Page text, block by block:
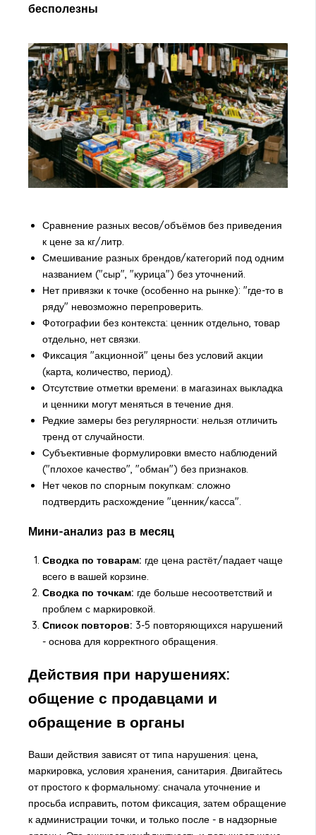
бесполезны
Сравнение разных весов/объёмов без приведения
к цене за кг/литр.
Смешивание разных брендов/категорий под одним
названием ("сыр", "курица") без уточнений.
Нет привязки к точке (особенно на рынке): "где-то в
ряду" невозможно перепроверить.
Фотографии без контекста: ценник отдельно, товар
отдельно, нет связки.
Фиксация "акционной" цены без условий акции
(карта, количество, период).
Отсутствие отметки времени: в магазинах выкладка
и ценники могут меняться в течение дня.
Редкие замеры без регулярности: нельзя отличить
тренд от случайности.
Субъективные формулировки вместо наблюдений
("плохое качество", "обман") без признаков.
Нет чеков по спорным покупкам: сложно
подтвердить расхождение "ценник/касса".
Мини-анализ раз в месяц
Сводка по товарам: где цена растёт/падает чаще
всего в вашей корзине.
Сводка по точкам: где больше несоответствий и
проблем с маркировкой.
Список повторов: 3-5 повторяющихся нарушений
- основа для корректного обращения.
Действия при нарушениях:
общение с продавцами и
обращение в органы
Ваши действия зависят от типа нарушения: цена,
маркировка, условия хранения, санитария. Двигайтесь
от простого к формальному: сначала уточнение и
просьба исправить, потом фиксация, затем обращение
к администрации точки, и только после - в надзорные